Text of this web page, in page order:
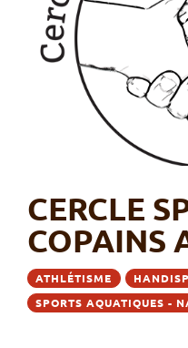
CERCLE
COPAINS
ATHLÉTISME
SPORTS AQUATIQUES -